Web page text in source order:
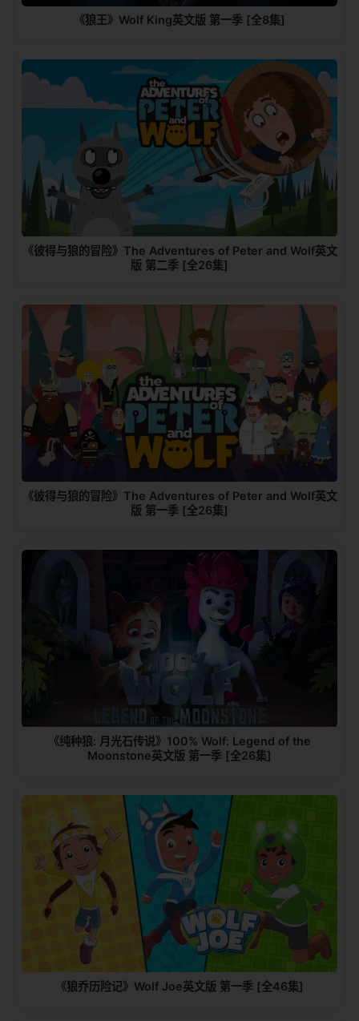
《狼王》Wolf King英文版 第一季 [全8集]
《彼得与狼的冒险》The Adventures of Peter and Wolf英文
版 第二季 [全26集]
《彼得与狼的冒险》The Adventures of Peter and Wolf英文
版 第一季 [全26集]
《纯种狼: 月光石传说》100% Wolf: Legend of the
Moonstone英文版 第一季 [全26集]
《狼乔历险记》Wolf Joe英文版 第一季 [全46集]